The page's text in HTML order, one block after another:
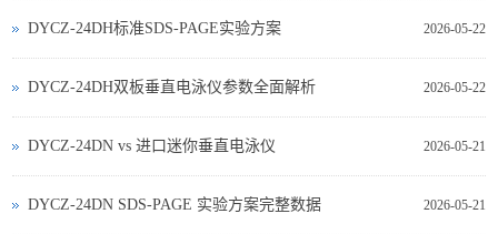
2026-05-22
DYCZ-24DH标准SDS-PAGE实验方案
2026-05-22
DYCZ-24DH双板垂直电泳仪参数全面解析
2026-05-21
DYCZ‑24DN vs 进口迷你垂直电泳仪
2026-05-21
DYCZ‑24DN SDS‑PAGE 实验方案完整数据